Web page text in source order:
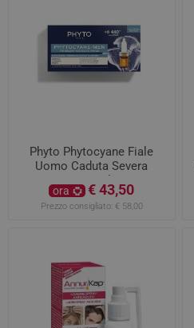
Phyto Phytocyane Fiale
Uomo Caduta Severa
12x5ml
ora € 43,50
Prezzo consigliato: € 58,00